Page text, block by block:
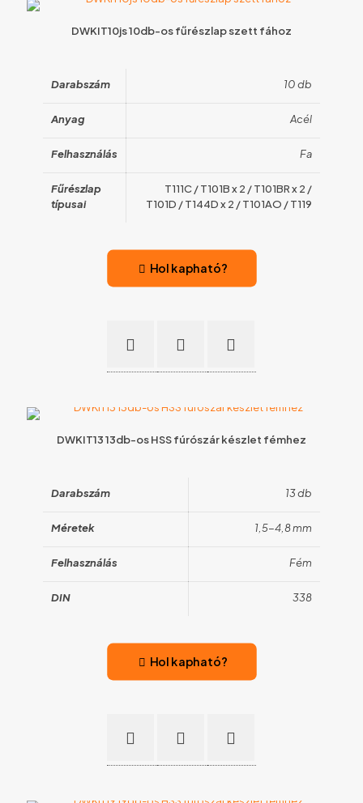
DWKIT10js 10db-os fűrészlap szett fához
Darabszám 10 db
Anyag Acél
Felhasználás Fa
Fűrészlap
típusai
T111C / T101B x 2 / T101BR x 2 /
T101D / T144D x 2 / T101AO / T119
Hol kapható?
DWKIT13 13db-os HSS fúrószár készlet fémhez
Darabszám 13 db
Méretek 1,5-4,8 mm
Felhasználás Fém
DIN 338
Hol kapható?